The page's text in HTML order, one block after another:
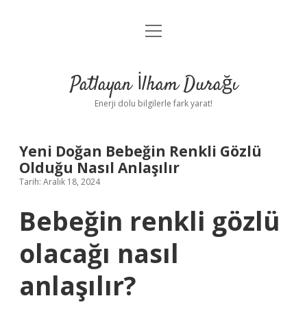
Anasayfa
Yasal Uyarı
menüyü
Patlayan İlham Durağı
Enerji dolu bilgilerle fark yarat!
Yeni Doğan Bebeğin Renkli Gözlü
Olduğu Nasıl Anlaşılır
Tarih: Aralık 18, 2024
Bebeğin renkli gözlü
olacağı nasıl
anlaşılır?